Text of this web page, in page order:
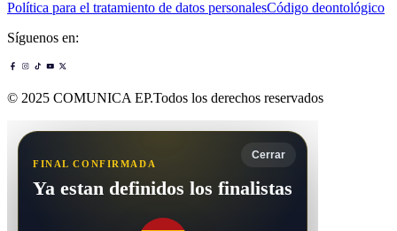
Política para el tratamiento de datos personalesCódigo deontológico
Síguenos en:
© 2025 COMUNICA EP.Todos los derechos reservados
Cerrar
FINAL CONFIRMADA
Ya estan definidos los finalistas